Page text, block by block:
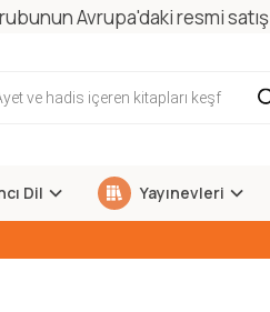
Avrupa'daki resmi
Dil Yayınevleri